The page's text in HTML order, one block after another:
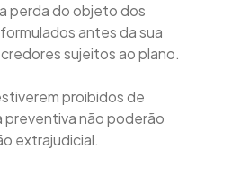
perda do objeto dos
antes da sua
sujeitos ao plano.
proibidos de
não poderão
extrajudicial.